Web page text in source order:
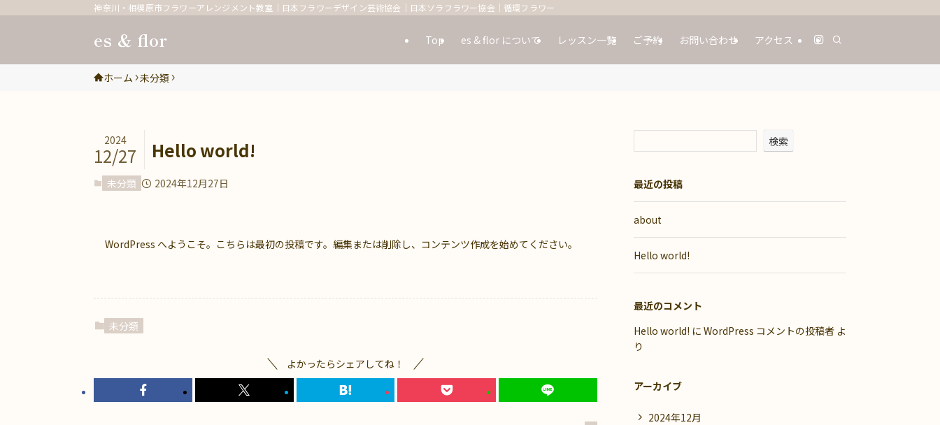
神奈川・相模原市フラワーアレンジメント教室｜日本フラワーデザイン芸術協会｜日本ソラフラワー協会｜循環フラワー
es ＆ flor Top es & flor について レッスン一覧 ご予約 お問い合わせ アクセス
ホーム 未分類
Hello world!
2024
12/27
未分類 2024年12月27日
WordPress へようこそ。こちらは最初の投稿です。編集または削除し、コンテンツ作成を始めてください。
未分類
よかったらシェアしてね！
検索
最近の投稿
about
Hello world!
最近のコメント
Hello world! に WordPress コメントの投稿者よ
り
アーカイブ
2024年12月